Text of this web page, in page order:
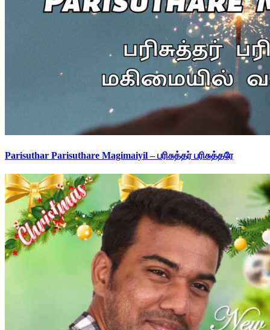
Parisuthar Parisuthare Magimaiyil – பரிசுத்தர் பரிசுத்தரே